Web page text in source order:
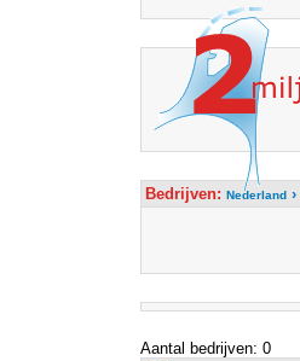
Bedrijven: Nederland›
Aantal bedrijven: 0